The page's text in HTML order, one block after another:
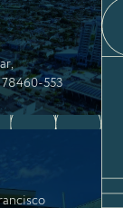
78460-553